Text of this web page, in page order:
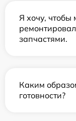
Я хочу, чтобы
запчастями.
Каким
готовности?